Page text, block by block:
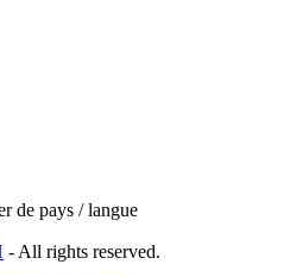
de pays / langue
- All rights reserved.